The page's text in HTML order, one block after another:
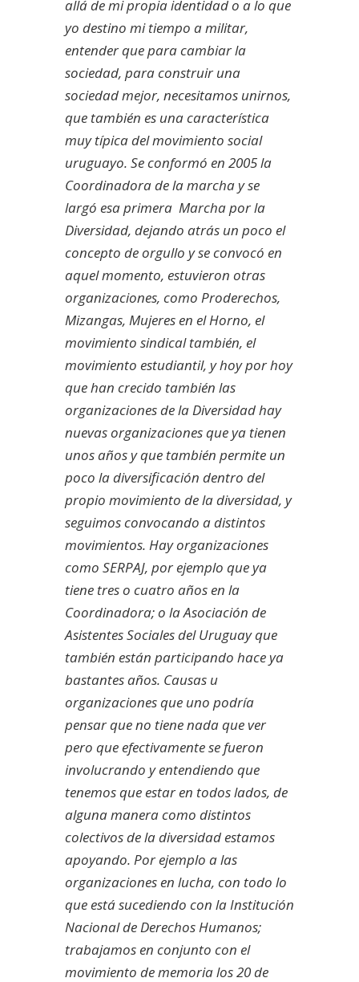
allá de mi propia identidad o a lo que
yo destino mi tiempo a militar,
entender que para cambiar la
sociedad, para construir una
sociedad mejor, necesitamos unirnos,
que también es una característica
muy típica del movimiento social
uruguayo. Se conformó en 2005 la
Coordinadora de la marcha y se
largó esa primera Marcha por la
Diversidad, dejando atrás un poco el
concepto de orgullo y se convocó en
aquel momento, estuvieron otras
organizaciones, como Proderechos,
Mizangas, Mujeres en el Horno, el
movimiento sindical también, el
movimiento estudiantil, y hoy por hoy
que han crecido también las
organizaciones de la Diversidad hay
nuevas organizaciones que ya tienen
unos años y que también permite un
poco la diversificación dentro del
propio movimiento de la diversidad, y
seguimos convocando a distintos
movimientos. Hay organizaciones
como SERPAJ, por ejemplo que ya
tiene tres o cuatro años en la
Coordinadora; o la Asociación de
Asistentes Sociales del Uruguay que
también están participando hace ya
bastantes años. Causas u
organizaciones que uno podría
pensar que no tiene nada que ver
pero que efectivamente se fueron
involucrando y entendiendo que
tenemos que estar en todos lados, de
alguna manera como distintos
colectivos de la diversidad estamos
apoyando. Por ejemplo a las
organizaciones en lucha, con todo lo
que está sucediendo con la Institución
Nacional de Derechos Humanos;
trabajamos en conjunto con el
movimiento de memoria los 20 de